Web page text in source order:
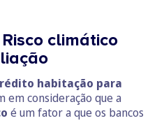
climático
habitação para
em consideração que a
é um fator a que os bancos